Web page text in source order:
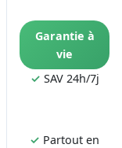
Garantie à
vie
✓ SAV 24h/7j
✓ Partout en